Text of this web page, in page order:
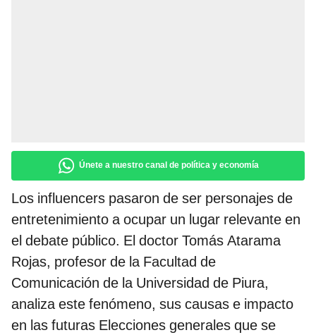
Únete a nuestro canal de política y economía
Los influencers pasaron de ser personajes de
entretenimiento a ocupar un lugar relevante en
el debate público. El doctor Tomás Atarama
Rojas, profesor de la Facultad de
Comunicación de la Universidad de Piura,
analiza este fenómeno, sus causas e impacto
en las futuras Elecciones generales que se